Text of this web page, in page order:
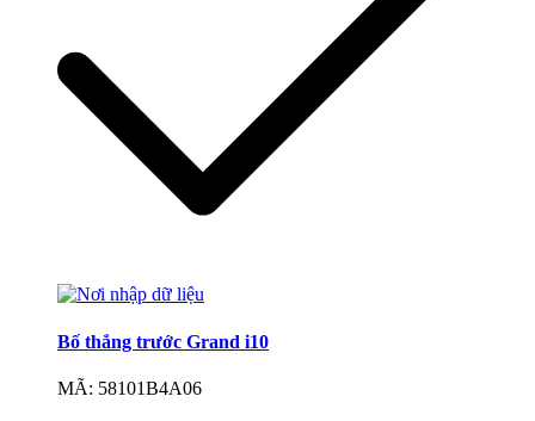
Bố thắng trước Grand i10
MÃ: 58101B4A06